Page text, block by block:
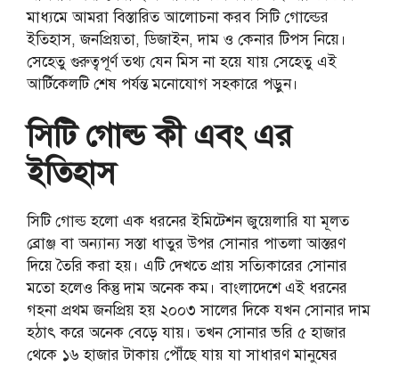
মাধ্যমে আমরা বিস্তারিত আলোচনা করব সিটি গোল্ডের
ইতিহাস, জনপ্রিয়তা, ডিজাইন, দাম ও কেনার টিপস নিয়ে।
সেহেতু গুরুত্বপূর্ণ তথ্য যেন মিস না হয়ে যায় সেহেতু এই
আর্টিকেলটি শেষ পর্যন্ত মনোযোগ সহকারে পড়ুন।
সিটি গোল্ড কী এবং এর
ইতিহাস
সিটি গোল্ড হলো এক ধরনের ইমিটেশন জুয়েলারি যা মূলত
ব্রোঞ্জ বা অন্যান্য সস্তা ধাতুর উপর সোনার পাতলা আস্তরণ
দিয়ে তৈরি করা হয়। এটি দেখতে প্রায় সত্যিকারের সোনার
মতো হলেও কিন্তু দাম অনেক কম। বাংলাদেশে এই ধরনের
গহনা প্রথম জনপ্রিয় হয় ২০০৩ সালের দিকে যখন সোনার দাম
হঠাৎ করে অনেক বেড়ে যায়। তখন সোনার ভরি ৫ হাজার
থেকে ১৬ হাজার টাকায় পৌঁছে যায় যা সাধারণ মানুষের